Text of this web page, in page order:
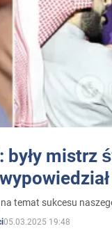
mistrz
temat sukcesu
05.03.2025 19:48